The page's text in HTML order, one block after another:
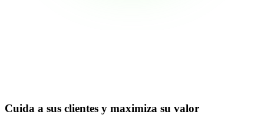
Cuida a sus clientes y maximiza su valor